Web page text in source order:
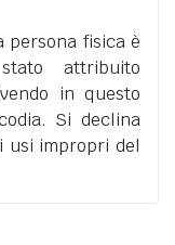
persona fisica è
attribuito
in questo
Si declina
usi impropri del